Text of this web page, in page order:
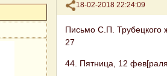
Поделиться
18-02-2018 22:24:09
Письмо С.П. Трубецкого
27
44. Пятница, 12